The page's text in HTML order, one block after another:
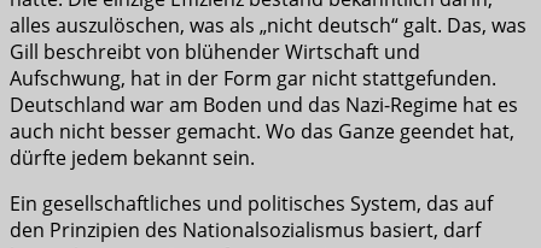
alles auszulöschen, was als „nicht deutsch“ galt. Das, was
Gill beschreibt von blühender Wirtschaft und
Aufschwung, hat in der Form gar nicht stattgefunden.
Deutschland war am Boden und das Nazi-Regime hat es
auch nicht besser gemacht. Wo das Ganze geendet hat,
dürfte jedem bekannt sein.
Ein gesellschaftliches und politisches System, das auf
den Prinzipien des Nationalsozialismus basiert, darf